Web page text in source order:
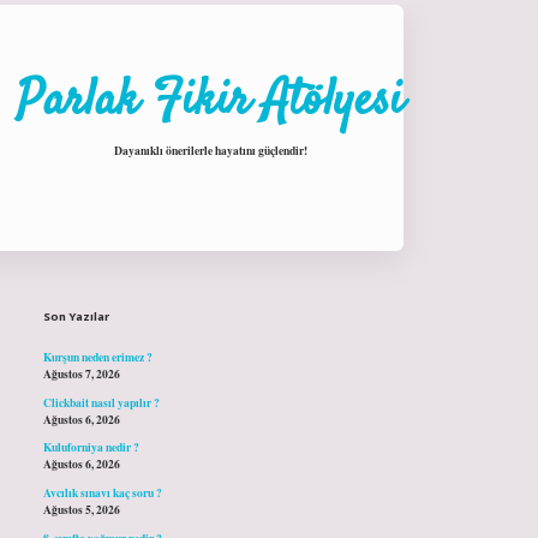
Parlak Fikir Atölyesi
Dayanıklı önerilerle hayatını güçlendir!
Son Yazılar
Kurşun neden erimez ?
Ağustos 7, 2026
Clickbait nasıl yapılır ?
Ağustos 6, 2026
Kuluforniya nedir ?
Ağustos 6, 2026
Avcılık sınavı kaç soru ?
Ağustos 5, 2026